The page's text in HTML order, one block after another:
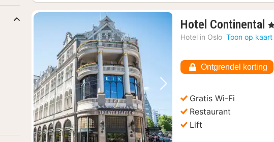
Vorige foto Volgende foto
Hotel Continental 1
€
,
Hotel in Oslo Toon op kaart
Ontgrendel korting
Gratis Wi-Fi
Restaurant
Lift